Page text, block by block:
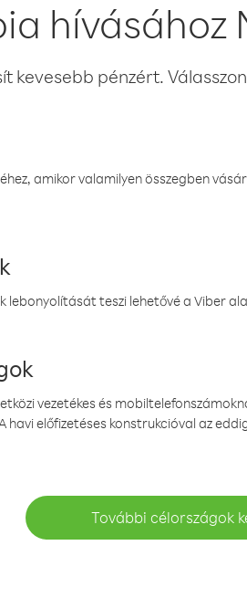
kevesebb pénzért.
amikor valamilyen összegben
lebonyolítását teszi lehetővé a Viber
vezetékes és
havi előfizetéses konstrukcióval az
További célországok